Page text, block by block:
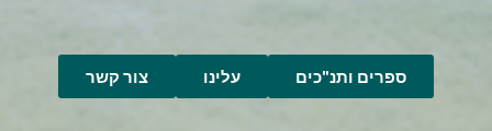
ספרים ותנ"כים עלינו צור קשר